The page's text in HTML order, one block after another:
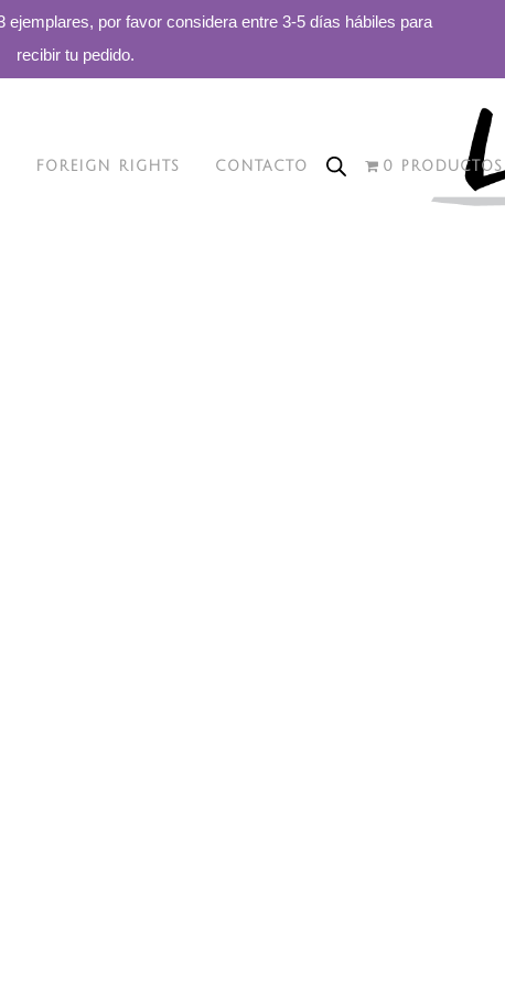
ejemplares, por favor considera entre 3-5 días hábiles para
recibir tu pedido.
FOREIGN RIGHTS CONTACTO 0 PRODUCTOS